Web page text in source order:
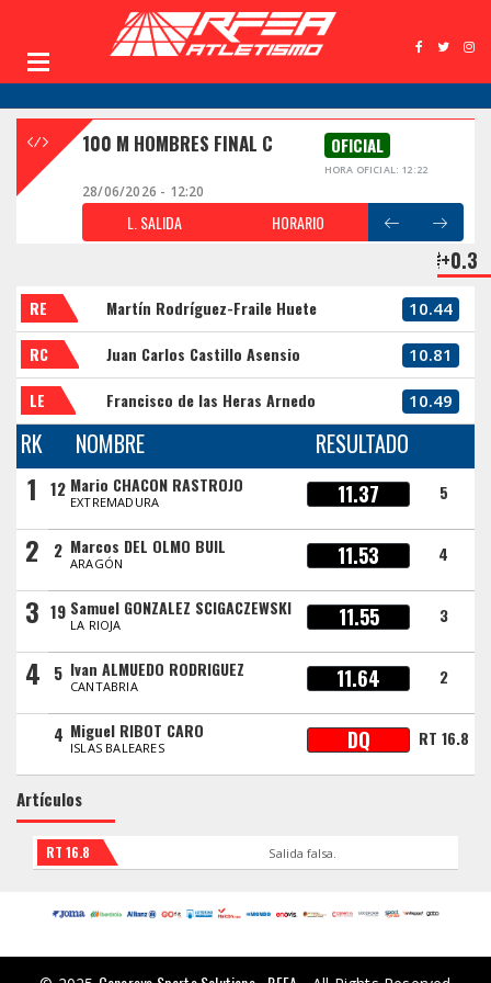
100 M HOMBRES FINAL C OFICIAL
HORA OFICIAL: 12:22
28/06/2026 - 12:20
L. SALIDA HORARIO
+0.3
RE Martín Rodríguez-Fraile Huete 10.44
RC Juan Carlos Castillo Asensio 10.81
LE Francisco de las Heras Arnedo 10.49
RK NOMBRE RESULTADO
1 12 Mario CHACON RASTROJO
EXTREMADURA 11.37 5
2 2 Marcos DEL OLMO BUIL
ARAGÓN 11.53 4
3 19 Samuel GONZALEZ SCIGACZEWSKI
LA RIOJA 11.55 3
4 5 Ivan ALMUEDO RODRIGUEZ
CANTABRIA 11.64 2
4 Miguel RIBOT CARO
ISLAS BALEARES DQ RT 16.8
Artículos
RT 16.8 Salida falsa.